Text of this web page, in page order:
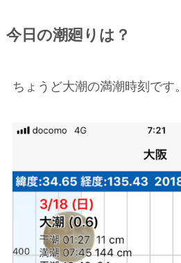
今日の潮廻りは？
ちょうど大潮の満潮時刻です。